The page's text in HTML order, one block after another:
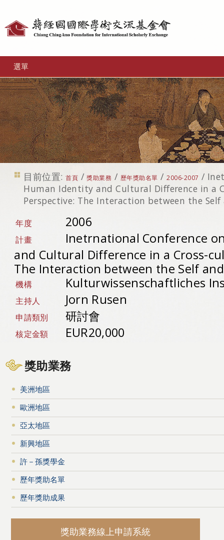
選單
目前位置: 首頁 /獎助業務 / 歷年獎助名單 /2006-2007 /
Human Identity and Cultural Difference in a
Perspective: The Interaction between the
年度 2006
計畫
Inetrnational Conference
and Cultural Difference in a Cross-
The Interaction between the Self
機構 Kulturwissenschaftliches
主持人 Jorn Rusen
申請類別 研討會
核定金額 EUR20,000
獎助業務
美洲地區
歐洲地區
亞太地區
新興地區
許－孫獎學金
歷年獎助名單
歷年獎助成果
獎助業務線上申請系統